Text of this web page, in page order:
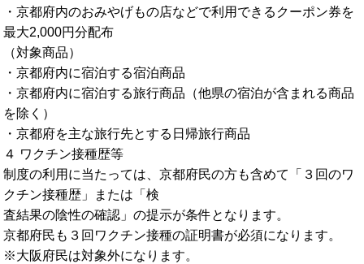
・京都府内のおみやげもの店などで利用できるクーポン券を
最大2,000円分配布
（対象商品）
・京都府内に宿泊する宿泊商品
・京都府内に宿泊する旅行商品（他県の宿泊が含まれる商品
を除く）
・京都府を主な旅行先とする日帰旅行商品
４ ワクチン接種歴等
制度の利用に当たっては、京都府民の方も含めて「３回のワ
クチン接種歴」または「検
査結果の陰性の確認」の提示が条件となります。
京都府民も３回ワクチン接種の証明書が必須になります。
※大阪府民は対象外になります。